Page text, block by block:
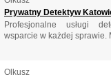
Prywatny Detektyw
Profesjonalne usługi
wsparcie w każdej sprawie.
Olkusz